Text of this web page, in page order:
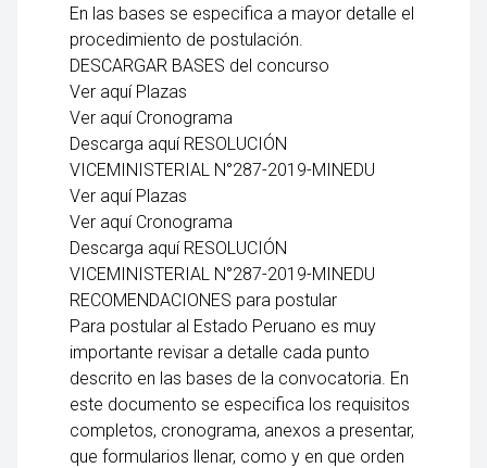
En las bases se especifica a mayor detalle el
procedimiento de postulación.
DESCARGAR BASES del concurso
Ver aquí Plazas
Ver aquí Cronograma
Descarga aquí RESOLUCIÓN
VICEMINISTERIAL N°287-2019-MINEDU
Ver aquí Plazas
Ver aquí Cronograma
Descarga aquí RESOLUCIÓN
VICEMINISTERIAL N°287-2019-MINEDU
RECOMENDACIONES para postular
Para postular al Estado Peruano es muy
importante revisar a detalle cada punto
descrito en las bases de la convocatoria. En
este documento se especifica los requisitos
completos, cronograma, anexos a presentar,
que formularios llenar, como y en que orden